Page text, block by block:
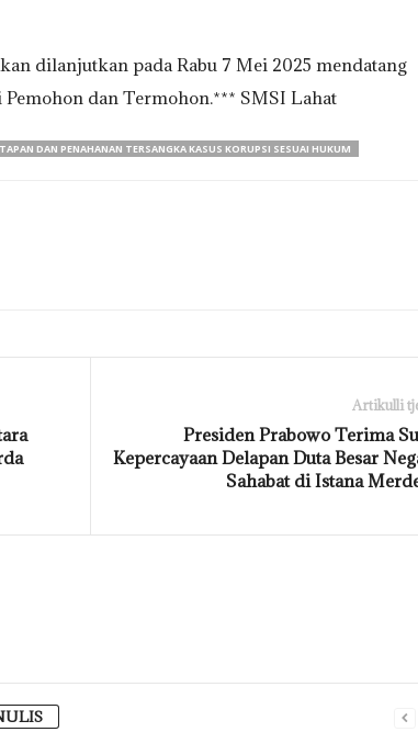
dilanjutkan pada Rabu 7 Mei 2025 mendatang
dan Termohon.*** SMSI Lahat
DAN PENAHANAN TERSANGKA KASUS KORUPSI SESUAI HUKUM
Artikulli
Presiden Prabowo Terima
Kepercayaan Delapan Duta Besar
Sahabat di Istana